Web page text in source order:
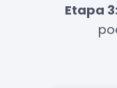
Etapa 3: